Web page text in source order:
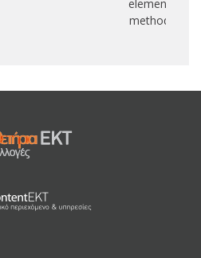
element
method